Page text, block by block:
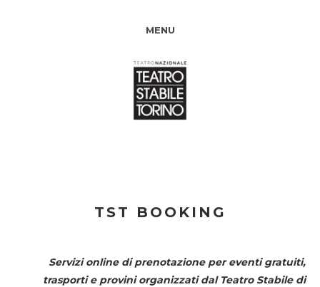
MENU
TST BOOKING
Servizi online di prenotazione per eventi gratuiti,
trasporti e provini organizzati dal Teatro Stabile di